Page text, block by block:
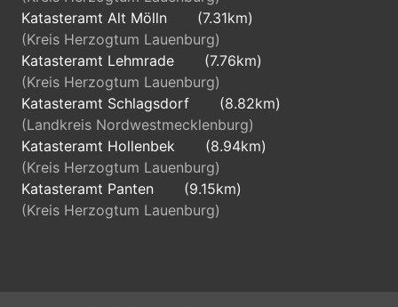
Katasteramt Alt Mölln
(7.31km)
(Kreis Herzogtum Lauenburg)
Katasteramt Lehmrade
(7.76km)
(Kreis Herzogtum Lauenburg)
Katasteramt Schlagsdorf
(8.82km)
(Landkreis Nordwestmecklenburg)
Katasteramt Hollenbek
(8.94km)
(Kreis Herzogtum Lauenburg)
Katasteramt Panten
(9.15km)
(Kreis Herzogtum Lauenburg)